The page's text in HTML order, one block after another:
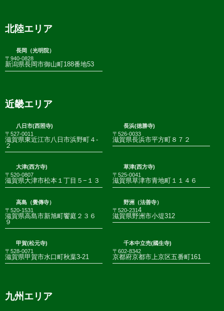
北陸エリア
長岡（光明院）
〒940-0828
新潟県長岡市御山町188番地53
近畿エリア
八日市(西照寺)
〒527-0011
滋賀県東近江市八日市浜野町４-
２
長浜(徳勝寺)
〒526-0033
滋賀県長浜市平方町８７２
大津(西方寺)
〒520-0807
滋賀県大津市松本１丁目５−１３
草津(西方寺)
〒525-0041
滋賀県草津市青地町１１４６
高島（覺傳寺）
〒520-1531
滋賀県高島市新旭町饗庭２３６
９
野洲（法善寺）
〒520-2314
滋賀県野洲市小堤312
甲賀(松元寺)
〒528-0071
滋賀県甲賀市水口町秋葉3-21
千本中立売(國生寺)
〒602-8342
京都府京都市上京区五番町161
九州エリア